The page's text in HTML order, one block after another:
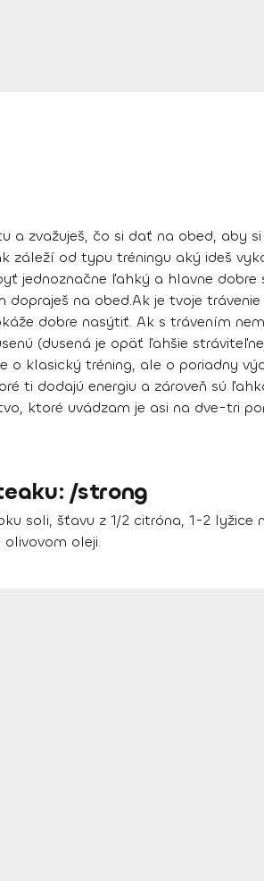
a zvažuješ, čo si dať na obed, aby
záleží od typu tréningu aký ideš
jednoznačne ľahký a hlavne dobre
dopraješ na obed.Ak je tvoje
dobre nasýtiť. Ak s trávením
(dusená je opäť ľahšie
o klasický tréning, ale o poriadny
ti dodajú energiu a zároveň sú
ktoré uvádzam je asi na dve-tri
/strong
soli, šťavu z 1/2 citróna, 1-2 lyžice
oleji.